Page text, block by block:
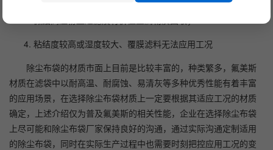
粘结度较高或湿度较大、覆膜滤料无法应用工况
除尘布袋的材质市面上目前是比较丰富的，种类繁多，氟美斯
材质在滤袋中以耐高温、耐腐蚀、易清灰等多种优秀性能有着丰富
的应用场景，在选择除尘布袋材质上一定要根据其适应工况的材质
确定，上述介绍仅为普及氟美斯的相关性能，企业在选择除尘布袋
上尽可能和除尘布袋厂家保持良好的沟通，通过实际沟通定制适用
的除尘布袋，同时在实际生产过程中也需要时刻把控应用工况的变